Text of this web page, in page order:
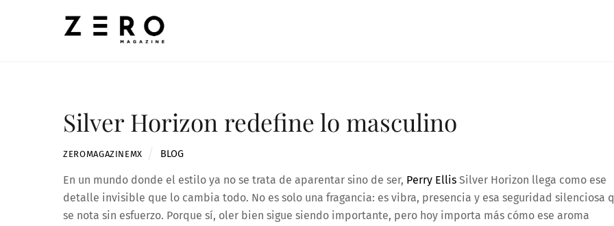
Silver Horizon redefine lo masculino
ZEROMAGAZINEMX BLOG
En un mundo donde el estilo ya no se trata de aparentar sino de ser, Perry Ellis Silver Horizon llega como ese
detalle invisible que lo cambia todo. No es solo una fragancia: es vibra, presencia y esa seguridad silenciosa
se nota sin esfuerzo. Porque sí, oler bien sigue siendo importante, pero hoy importa más cómo ese aroma